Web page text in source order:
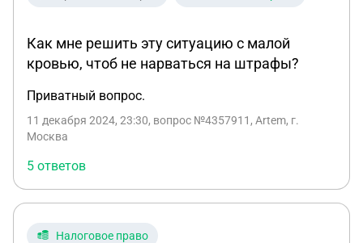
мне делать в такой ситуации? виноват ли я?
денег у меня этих больше нет, а платеж я получил
на свою карту. я никого обманывать не хотел,
даже сам обманулся
Как мне решить эту ситуацию с малой
кровью, чтоб не нарваться на штрафы?
Приватный вопрос.
11 декабря 2024, 23:30, вопрос №4357911, Artem, г.
Москва
5 ответов
Налоговое право